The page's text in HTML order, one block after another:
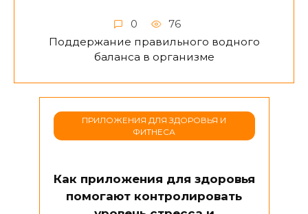
0 76
Поддержание правильного водного
баланса в организме
ПРИЛОЖЕНИЯ ДЛЯ ЗДОРОВЬЯ И
ФИТНЕСА
Как приложения для здоровья
помогают контролировать